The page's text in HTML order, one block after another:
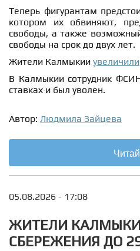
Теперь фигурантам
котором их обвиняют,
свободы, а также
свободы на срок до двух лет.
Жители Калмыкии увеличили
В Калмыкии сотрудник
ставках и был уволен.
Автор: Людмила Зайцева
05.08.2026 - 17:08
ЖИТЕЛИ
СБЕРЕЖЕНИЯ ДО